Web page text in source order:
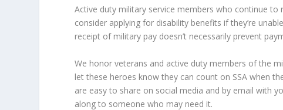
Active duty military service members who continue
consider applying for disability benefits if they’re
receipt of military pay doesn’t necessarily prevent
We honor veterans and active duty members of the
let these heroes know they can count on SSA when
are easy to share on social media and by email with
along to someone who may need it.